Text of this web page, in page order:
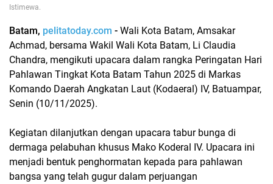
Istimewa.
Batam, pelitatoday.com - Wali Kota Batam, Amsakar
Achmad, bersama Wakil Wali Kota Batam, Li Claudia
Chandra, mengikuti upacara dalam rangka Peringatan Hari
Pahlawan Tingkat Kota Batam Tahun 2025 di Markas
Komando Daerah Angkatan Laut (Kodaeral) IV, Batuampar,
Senin (10/11/2025).
Kegiatan dilanjutkan dengan upacara tabur bunga di
dermaga pelabuhan khusus Mako Koderal IV. Upacara ini
menjadi bentuk penghormatan kepada para pahlawan
bangsa yang telah gugur dalam perjuangan